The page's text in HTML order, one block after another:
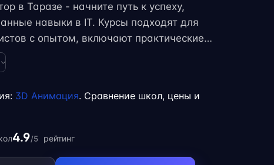
в Таразе - начните путь к успеху,
навыки в IT. Курсы подходят для
с опытом, включают практические
и консультации экспертов. Гибкий
совмещать обучение с работой,
3D Анимация. Сравнение школ, цены и
4.9/5 рейтинг